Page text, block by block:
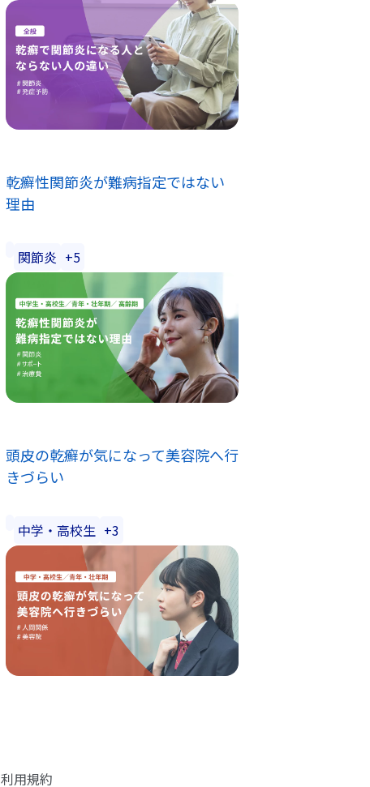
乾癬性関節炎が難病指定ではない
理由
関節炎 +5
頭皮の乾癬が気になって美容院へ行
きづらい
中学・高校生 +3
利用規約